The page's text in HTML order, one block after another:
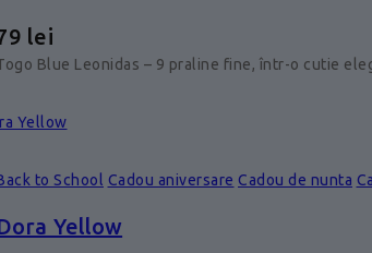
lei
Blue Leonidas – 9 praline fine, într-o cutie
to School Cadou aniversare Cadou de nunta
Yellow